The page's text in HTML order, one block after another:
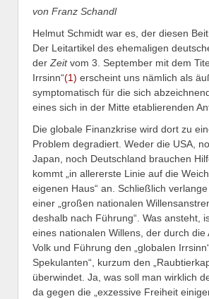
von Franz Schandl
Helmut Schmidt war es, der diesen
Der Leitartikel des ehemaligen
der Zeitvom 3. September mit dem
Irrsinn“(1) erscheint uns nämlich als
symptomatisch für die sich
eines sich in der Mitte etablierenden
Die globale Finanzkrise wird dort zu
Problem degradiert. Weder die USA,
Japan, noch Deutschland brauchen
kommt „in allererste Linie auf die
eigenen Haus“ an. Schließlich
einer „großen nationalen
deshalb nach Führung“. Was ansteht,
eines nationalen Willens, der durch die
Volk und Führung den „globalen
Spekulanten“, kurzum den
überwindet. Ja, was soll man wirklich
da gegen die „exzessive Freiheit